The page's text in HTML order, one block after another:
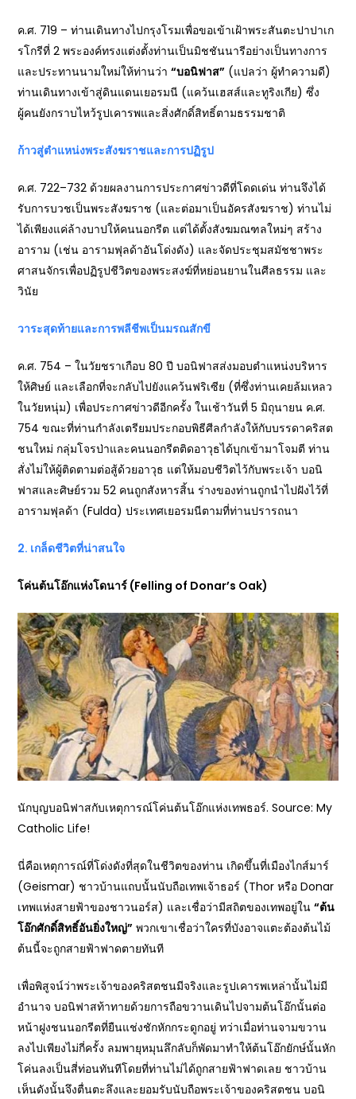
ค.ศ. 719 – ท่านเดินทางไปกรุงโรมเพื่อขอเข้าเฝ้าพระสันตะปาปาเก
รโกรีที่ 2 พระองค์ทรงแต่งตั้งท่านเป็นมิชชันนารีอย่างเป็นทางการ
และประทานนามใหม่ให้ท่านว่า“บอนิฟาส” (แปลว่า ผู้ทำความดี)
ท่านเดินทางเข้าสู่ดินแดนเยอรมนี (แคว้นเฮสส์และทูริงเกีย) ซึ่ง
ผู้คนยังกราบไหว้รูปเคารพและสิ่งศักดิ์สิทธิ์ตามธรรมชาติ
ก้าวสู่ตำแหน่งพระสังฆราชและการปฏิรูป
ค.ศ. 722–732 ด้วยผลงานการประกาศข่าวดีที่โดดเด่น ท่านจึงได้
รับการบวชเป็นพระสังฆราช (และต่อมาเป็นอัครสังฆราช) ท่านไม่
ได้เพียงแค่ล้างบาปให้คนนอกรีต แต่ได้ตั้งสังฆมณฑลใหม่ๆ สร้าง
อาราม (เช่น อารามฟุลด้าอันโด่งดัง) และจัดประชุมสมัชชาพระ
ศาสนจักรเพื่อปฏิรูปชีวิตของพระสงฆ์ที่หย่อนยานในศีลธรรม และ
วินัย
วาระสุดท้ายและการพลีชีพเป็นมรณสักขี
ค.ศ. 754 – ในวัยชราเกือบ 80 ปี บอนิฟาสส่งมอบตำแหน่งบริหาร
ให้ศิษย์ และเลือกที่จะกลับไปยังแคว้นฟริเซีย (ที่ซึ่งท่านเคยล้มเหลว
ในวัยหนุ่ม) เพื่อประกาศข่าวดีอีกครั้ง ในเช้าวันที่ 5 มิถุนายน ค.ศ.
754 ขณะที่ท่านกำลังเตรียมประกอบพิธีศีลกำลังให้กับบรรดาคริสต
ชนใหม่ กลุ่มโจรป่าและคนนอกรีตติดอาวุธได้บุกเข้ามาโจมตี ท่าน
สั่งไม่ให้ผู้ติดตามต่อสู้ด้วยอาวุธ แต่ให้มอบชีวิตไว้กับพระเจ้า บอนิ
ฟาสและศิษย์รวม 52 คนถูกสังหารสิ้น ร่างของท่านถูกนำไปฝังไว้ที่
อารามฟุลด้า (Fulda) ประเทศเยอรมนีตามที่ท่านปรารถนา
2. เกล็ดชีวิตที่น่าสนใจ
โค่นต้นโอ๊กแห่งโดนาร์ (Felling of Donar’s Oak)
นักบุญบอนิฟาสกับเหตุการณ์โค่นต้นโอ๊กแห่งเทพธอร์. Source: My
Catholic Life!
นี่คือเหตุการณ์ที่โด่งดังที่สุดในชีวิตของท่าน เกิดขึ้นที่เมืองไกส์มาร์
(Geismar) ชาวบ้านแถบนั้นนับถือเทพเจ้าธอร์ (Thor หรือ Donar
เทพแห่งสายฟ้าของชาวนอร์ส) และเชื่อว่ามีสถิตของเทพอยู่ใน“ต้น
โอ๊กศักดิ์สิทธิ์อันยิ่งใหญ่” พวกเขาเชื่อว่าใครที่บังอาจแตะต้องต้นไม้
ต้นนี้จะถูกสายฟ้าฟาดตายทันที
เพื่อพิสูจน์ว่าพระเจ้าของคริสตชนมีจริงและรูปเคารพเหล่านั้นไม่มี
อำนาจ บอนิฟาสท้าทายด้วยการถือขวานเดินไปจามต้นโอ๊กนั้นต่อ
หน้าฝูงชนนอกรีตที่ยืนแช่งชักหักกระดูกอยู่ ทว่าเมื่อท่านจามขวาน
ลงไปเพียงไม่กี่ครั้ง ลมพายุหมุนลึกลับก็พัดมาทำให้ต้นโอ๊กยักษ์นั้นหัก
โค่นลงเป็นสี่ท่อนทันทีโดยที่ท่านไม่ได้ถูกสายฟ้าฟาดเลย ชาวบ้าน
เห็นดังนั้นจึงตื่นตะลึงและยอมรับนับถือพระเจ้าของคริสตชน บอนิ